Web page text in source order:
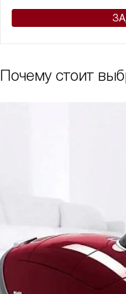
Почему стоит